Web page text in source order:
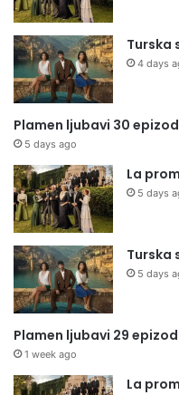
Turska
4 days
Plamen ljubavi 30
5 days ago
La
5 days
Turska
5 days
Plamen ljubavi 29
1 week ago
La